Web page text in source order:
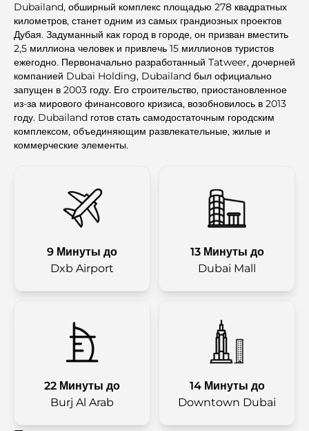
Dubailand, обширный комплекс площадью 278 квадратных
километров, станет одним из самых грандиозных проектов
Дубая. Задуманный как город в городе, он призван вместить
2,5 миллиона человек и привлечь 15 миллионов туристов
ежегодно. Первоначально разработанный Tatweer, дочерней
компанией Dubai Holding, Dubailand был официально
запущен в 2003 году. Его строительство, приостановленное
из-за мирового финансового кризиса, возобновилось в 2013
году. Dubailand готов стать самодостаточным городским
комплексом, объединяющим развлекательные, жилые и
коммерческие элементы.
9 Минуты до
Dxb Airport
13 Минуты до
Dubai Mall
22 Минуты до
Burj Al Arab
14 Минуты до
Downtown Dubai